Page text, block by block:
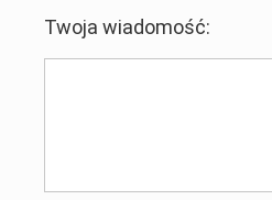
Twoja wiadomość: